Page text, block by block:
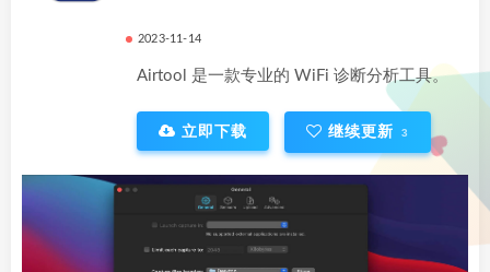
2023-11-14
Airtool 是一款专业的 WiFi 诊断分析工具。
立即下载 继续更新 3